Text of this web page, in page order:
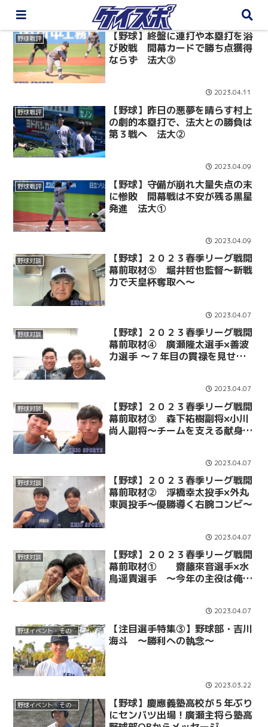
野球戦評
【野球】終盤に連打や本塁打を浴
び敗戦 開幕カードで勝ち点獲得
ならず 法大③
2023.04.11
野球戦評
【野球】昨日の悪夢を晴らす村上
の劇的本塁打で、法大との勝負は
第３戦へ 法大②
2023.04.09
野球戦評
【野球】守備が崩れ大量失点の末
に惨敗 開幕戦は不安が残る黒星
発進 法大①
2023.04.09
野球対談
【野球】２０２３春季リーグ戦開
幕前取材⑤ 堀井哲也監督〜新戦
力で天皇杯奪取へ〜
2023.04.07
野球対談
【野球】２０２３春季リーグ戦開
幕前取材④ 廣瀬隆太選手×善波
力選手 〜７年目の貫禄を見せる
2023.04.07
野球対談
【野球】２０２３春季リーグ戦開
幕前取材③ 森下祐樹副将×小川
尚人副将〜チームを支える献身的
2023.04.07
野球対談
【野球】２０２３春季リーグ戦開
幕前取材② 浮橋幸太投手×外丸
東眞投手〜優勝導く右腕コンビ〜
2023.04.07
野球対談
【野球】２０２３春季リーグ戦開
幕前取材① 齋藤來音選手×水
鳥遥貴選手 〜今年の主役は俺た
2023.04.07
野球イベント・その他
【注目選手特集③】野球部・吉川
海斗 〜勝利への執念〜
2023.03.22
野球イベント・その他
【野球】慶應義塾高校が５年ぶり
にセンバツ出場！廣瀬主将ら塾高